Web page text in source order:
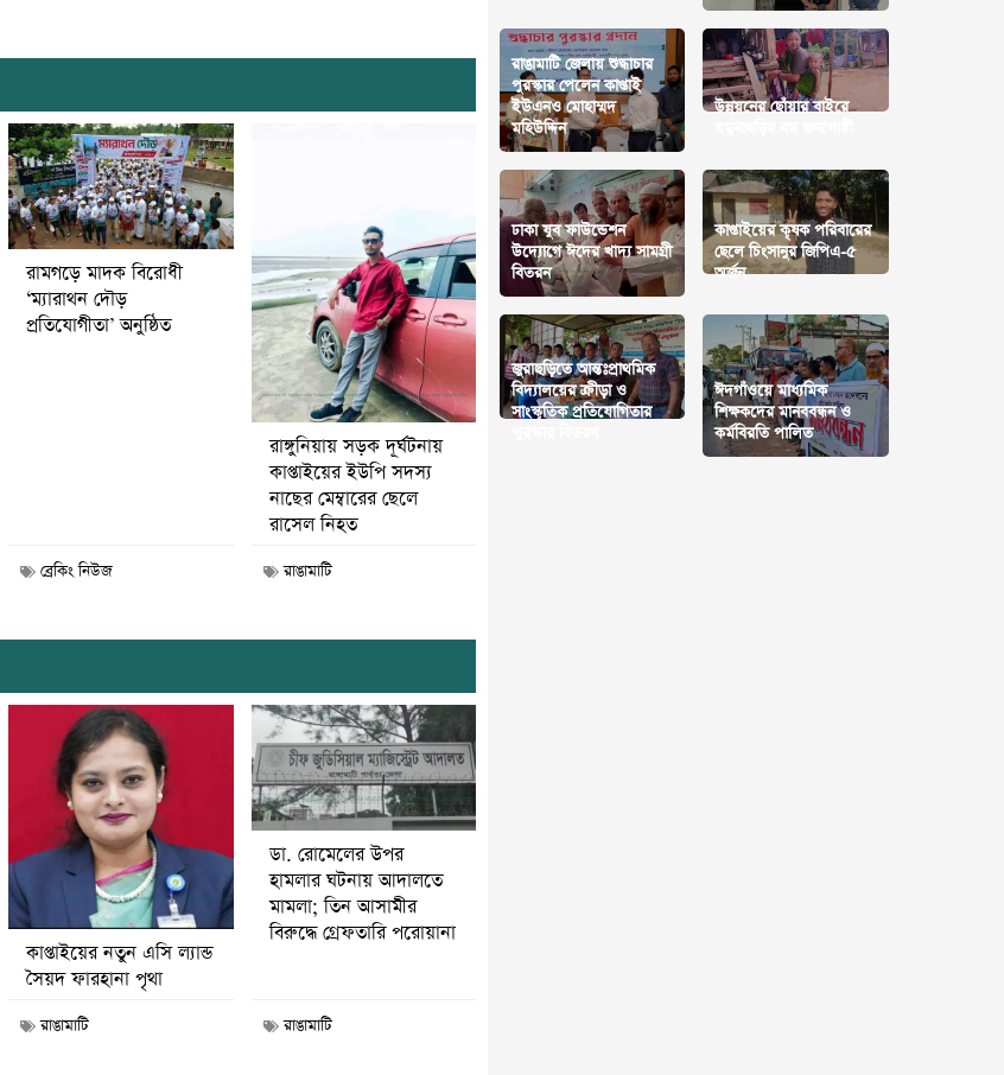
রামগড়ে মাদক বিরোধী
‘ম্যারাথন দৌড়
প্রতিযোগীতা’ অনুষ্ঠিত
ব্রেকিং নিউজ
রাঙ্গুনিয়ায় সড়ক দূর্ঘটনায়
কাপ্তাইয়ের ইউপি সদস্য
নাছের মেম্বারের ছেলে
রাসেল নিহত
রাঙামাটি
কাপ্তাইয়ের নতুন এসি ল্যান্ড
সৈয়দ ফারহানা পৃথা
রাঙামাটি
ডা. রোমেলের উপর
হামলার ঘটনায় আদালতে
মামলা; তিন আসামীর
বিরুদ্ধে গ্রেফতারি পরোয়ানা
রাঙামাটি
রাঙামাটি জেলায় শুদ্ধাচার
পুরস্কার পেলেন কাপ্তাই
ইউএনও মোহাম্মদ
মহিউদ্দিন
উন্নয়নের ছোঁয়ার বাইরে
ঢাকা যুব ফাউন্ডেশন
উদ্যোগে ঈদের খাদ্য সামগ্রী
বিতরন
কাপ্তাইয়ের কৃষক পরিবারের
ছেলে চিংসানুর জিপিএ-৫
অর্জন
জুরাছড়িতে আন্তঃপ্রাথমিক
বিদ্যালয়ের ক্রীড়া ও
সাংস্কৃতিক প্রতিযোগিতার
ঈদগাঁওয়ে মাধ্যমিক
শিক্ষকদের মানববন্ধন ও
কর্মবিরতি পালিত